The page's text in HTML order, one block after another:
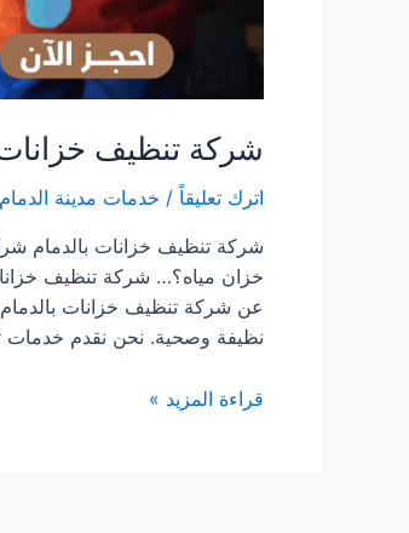
شركة تنظيف خزانات
اترك تعليقاً / خدمات مدينة الدمام
شركة تنظيف خزانات بالدمام
خزان مياه؟… شركة تنظيف
عن شركة تنظيف خزانات بالدمام
نظيفة وصحية. نحن نقدم خدمات
شركة
قراءة المزيد »